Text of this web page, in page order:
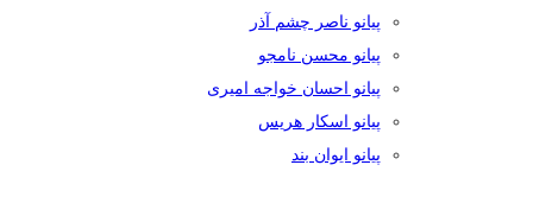
پیانو ناصر چشم آذر
پیانو محسن نامجو
پیانو احسان خواجه امیری
پیانو اسکار هریس
پیانو ایوان بند